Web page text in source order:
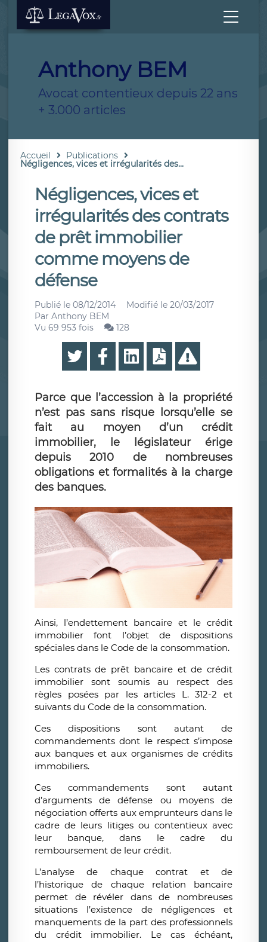
Anthony BEM
Avocat contentieux depuis 22 ans
+ 3.000 articles
Accueil Publications
Négligences, vices et irrégularités des...
Négligences, vices et
irrégularités des contrats
de prêt immobilier
comme moyens de
défense
Publié le 08/12/2014 Modifié le 20/03/2017
Par Anthony BEM
Vu 69 953 fois
128
Parce que l’accession à la propriété
n’est pas sans risque lorsqu’elle se
fait au moyen d’un crédit
immobilier, le législateur érige
depuis 2010 de nombreuses
obligations et formalités à la charge
des banques.
Ainsi, l’endettement bancaire et le crédit
immobilier font l’objet de dispositions
spéciales dans le Code de la consommation.
Les contrats de prêt bancaire et de crédit
immobilier sont soumis au respect des
règles posées par les articles L. 312-2 et
suivants du Code de la consommation.
Ces dispositions sont autant de
commandements dont le respect s’impose
aux banques et aux organismes de crédits
immobiliers.
Ces commandements sont autant
d’arguments de défense ou moyens de
négociation offerts aux emprunteurs dans le
cadre de leurs litiges ou contentieux avec
leur banque, dans le cadre du
remboursement de leur crédit.
L’analyse de chaque contrat et de
l’historique de chaque relation bancaire
permet de révéler dans de nombreuses
situations l’existence de négligences et
manquements de la part des professionnels
du crédit immobilier. Le cas échéant,